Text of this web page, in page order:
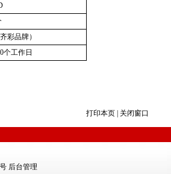
彩品牌）
个工作日
打印本页 关闭窗口
后台管理